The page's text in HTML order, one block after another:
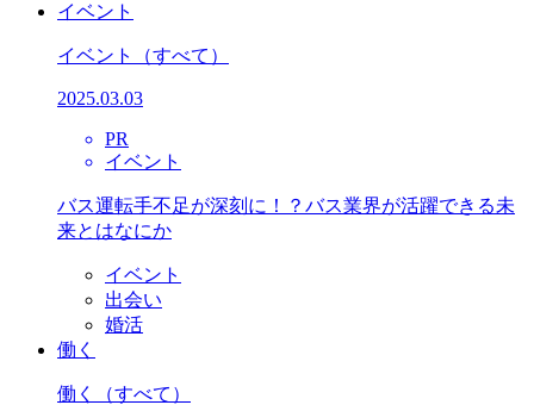
イベント
イベント （すべて）
2025.03.03
PR
イベント
バス運転手不足が深刻に！？バス業界が活躍できる未
来とはなにか
イベント
出会い
婚活
働く
働く （すべて）